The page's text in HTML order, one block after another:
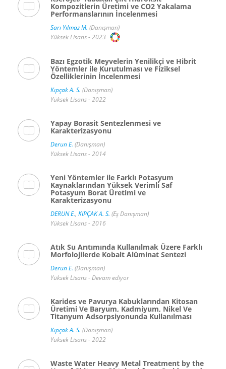
Kompozitlerin Üretimi ve CO2 Yakalama
Performanslarının İncelenmesi
Sarı Yılmaz M. (Danışman)
Yüksek Lisans - 2023
Bazı Egzotik Meyvelerin Yenilikçi ve Hibrit
Yöntemler ile Kurutulması ve Fiziksel
Özelliklerinin İncelenmesi
Kıpçak A. S. (Danışman)
Yüksek Lisans - 2022
Yapay Borasit Sentezlenmesi ve
Karakterizasyonu
Derun E. (Danışman)
Yüksek Lisans - 2014
Yeni Yöntemler ile Farklı Potasyum
Kaynaklarından Yüksek Verimli Saf
Potasyum Borat Üretimi ve
Karakterizasyonu
DERUN E., KIPÇAK A. S. (Eş Danışman)
Yüksek Lisans - 2016
Atık Su Arıtımında Kullanılmak Üzere Farklı
Morfolojilerde Kobalt Alüminat Sentezi
Derun E. (Danışman)
Yüksek Lisans - Devam ediyor
Karides ve Pavurya Kabuklarından Kitosan
Üretimi Ve Baryum, Kadmiyum, Nikel Ve
Titanyum Adsorpsiyonunda Kullanılması
Kıpçak A. S. (Danışman)
Yüksek Lisans - 2022
Waste Water Heavy Metal Treatment by the